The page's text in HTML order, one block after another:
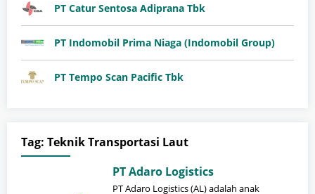
PT Catur Sentosa Adiprana Tbk
PT Indomobil Prima Niaga (Indomobil Group)
PT Tempo Scan Pacific Tbk
Tag: Teknik Transportasi Laut
PT Adaro Logistics
PT Adaro Logistics (AL) adalah anak